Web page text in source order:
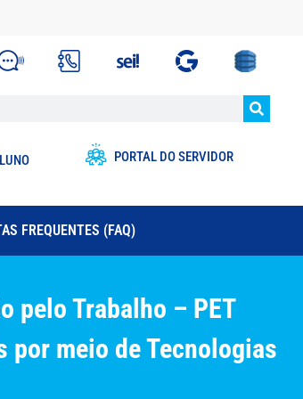
PORTAL DO SERVIDOR
FREQUENTES (FAQ)
pelo Trabalho – PET
por meio de Tecnologias